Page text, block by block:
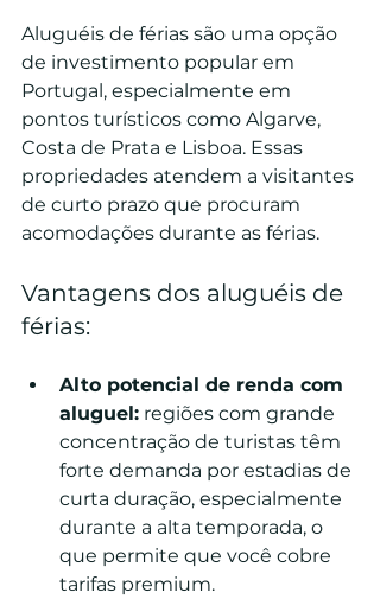
Aluguéis de férias são uma opção
de investimento popular em
Portugal, especialmente em
pontos turísticos como Algarve,
Costa de Prata e Lisboa. Essas
propriedades atendem a visitantes
de curto prazo que procuram
acomodações durante as férias.
Vantagens dos aluguéis de
férias:
Alto potencial de renda com
aluguel: regiões com grande
concentração de turistas têm
forte demanda por estadias de
curta duração, especialmente
durante a alta temporada, o
que permite que você cobre
tarifas premium.